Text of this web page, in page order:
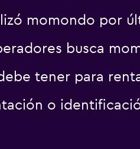
momondo por
busca
tener para
o